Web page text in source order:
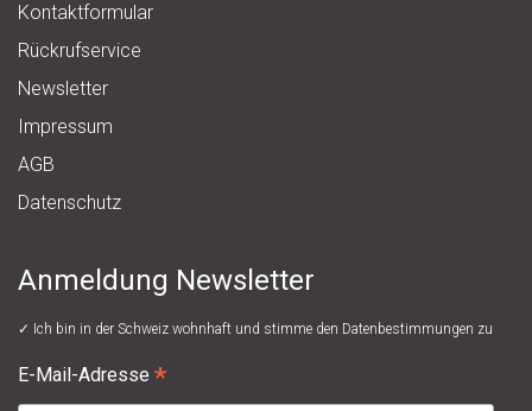
Kontaktformular
Rückrufservice
Newsletter
Impressum
AGB
Datenschutz
Anmeldung Newsletter
✓ Ich bin in der Schweiz wohnhaft und stimme den Datenbestimmungen zu
E-Mail-Adresse *